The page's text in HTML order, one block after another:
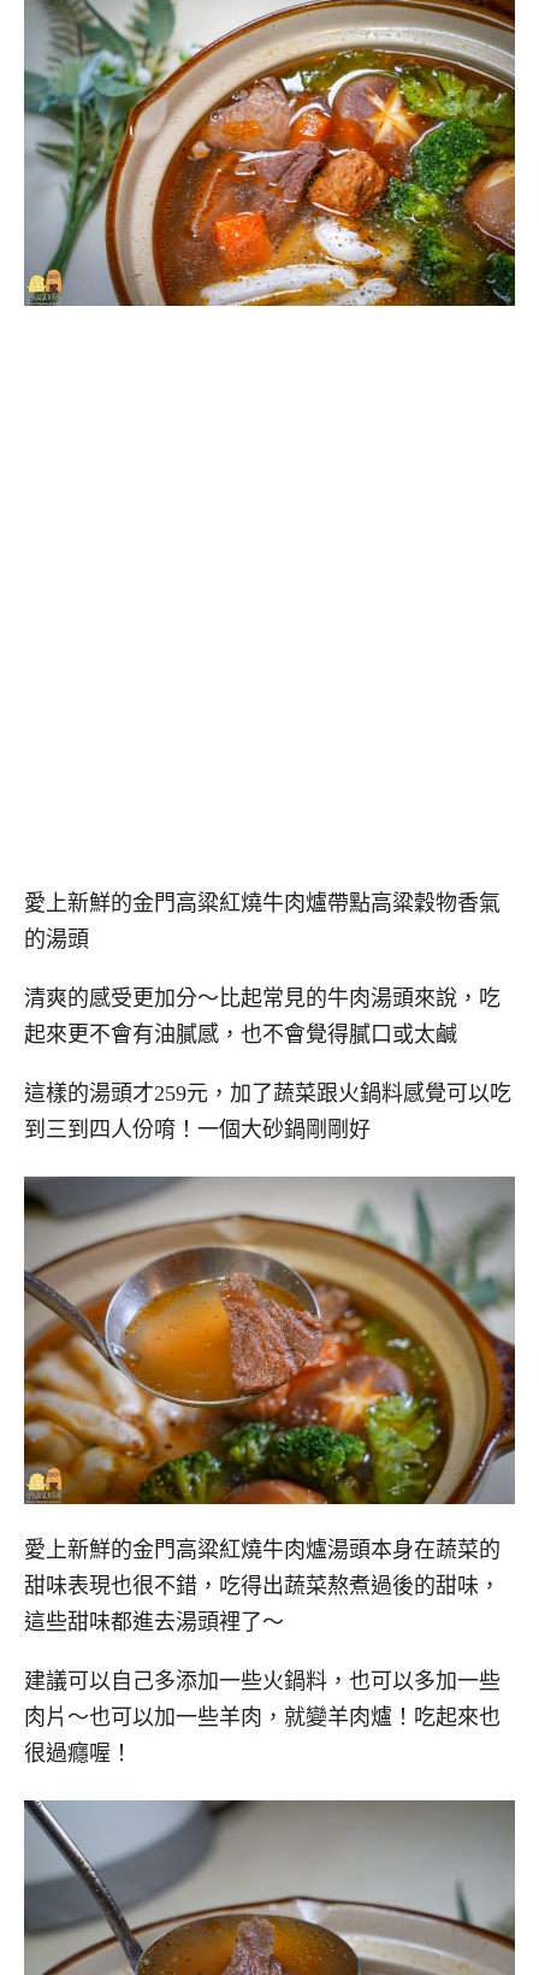
愛上新鮮的金門高粱紅燒牛肉爐帶點高粱穀物香氣
的湯頭
清爽的感受更加分～比起常見的牛肉湯頭來說，吃
起來更不會有油膩感，也不會覺得膩口或太鹹
這樣的湯頭才259元，加了蔬菜跟火鍋料感覺可以吃
到三到四人份唷！一個大砂鍋剛剛好
愛上新鮮的金門高粱紅燒牛肉爐湯頭本身在蔬菜的
甜味表現也很不錯，吃得出蔬菜熬煮過後的甜味，
這些甜味都進去湯頭裡了～
建議可以自己多添加一些火鍋料，也可以多加一些
肉片～也可以加一些羊肉，就變羊肉爐！吃起來也
很過癮喔！